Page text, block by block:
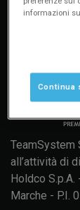
TeamSystem
all’attività di
Holdco S.p.A.
Marche - P.I.
informazioni
Continua